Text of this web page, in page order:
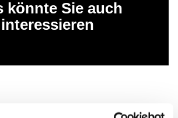
könnte Sie auch
interessieren